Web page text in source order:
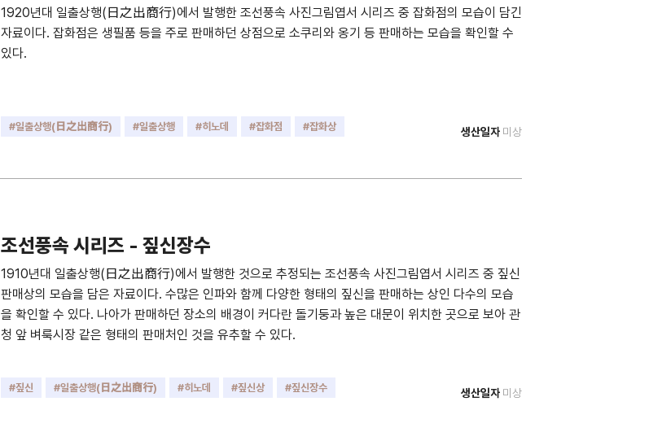
1920년대 일출상행(日之出商行)에서 발행한 조선풍속 사진그림엽서 시리즈 중 잡화점의 모습이 담긴
자료이다. 잡화점은 생필품 등을 주로 판매하던 상점으로 소쿠리와 옹기 등 판매하는 모습을 확인할 수
있다.
#일출상행(日之出商行) #일출상행 #히노데 #잡화점
#잡화상
생산일자 미상
조선풍속 시리즈 - 짚신장수
1910년대 일출상행(日之出商行)에서 발행한 것으로 추정되는 조선풍속 사진그림엽서 시리즈 중 짚신
판매상의 모습을 담은 자료이다. 수많은 인파와 함께 다양한 형태의 짚신을 판매하는 상인 다수의 모습
을 확인할 수 있다. 나아가 판매하던 장소의 배경이 커다란 돌기둥과 높은 대문이 위치한 곳으로 보아 관
청 앞 벼룩시장 같은 형태의 판매처인 것을 유추할 수 있다.
#짚신 #일출상행(日之出商行) #히노데 #짚신상
#짚신장수
생산일자 미상